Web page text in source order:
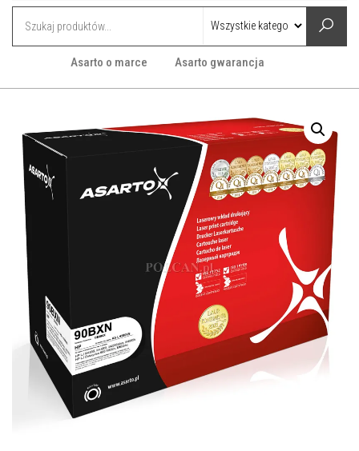
Asarto o marce Asarto gwarancja